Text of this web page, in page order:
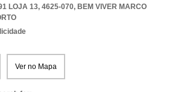
LOJA 13, 4625-070, BEM VIVER MARCO
Ver no Mapa